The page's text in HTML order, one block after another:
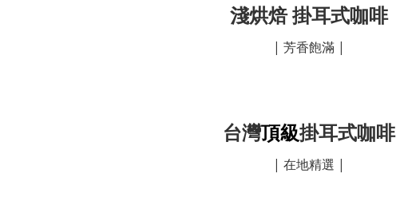
淺烘焙 掛耳式咖啡
| 芳香飽滿 |
台灣頂級掛耳式咖啡
| 在地精選 |